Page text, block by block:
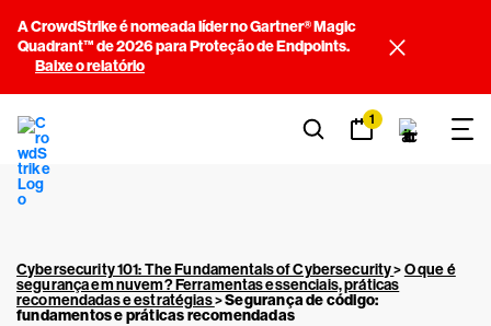
A CrowdStrike é nomeada líder no Gartner® Magic
Quadrant™ de 2026 para Proteção de Endpoints.
Baixe o relatório
1
Cybersecurity 101: The Fundamentals of Cybersecurity>O que é
segurança em nuvem? Ferramentas essenciais, práticas
recomendadas e estratégias>Segurança de código:
fundamentos e práticas recomendadas